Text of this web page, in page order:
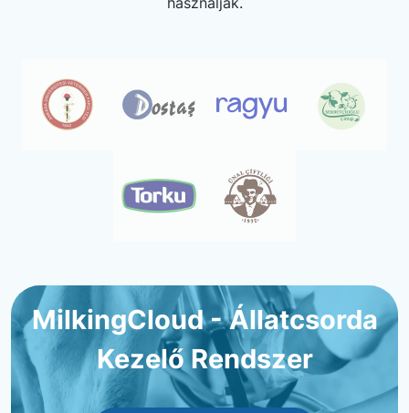
MilkingCloud - Állatcsorda
Kezelő Rendszer